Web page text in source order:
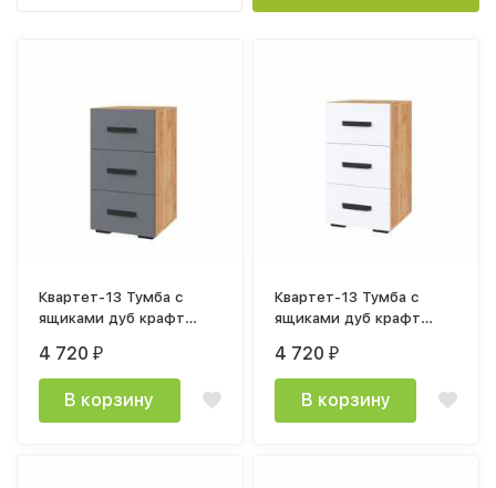
Квартет-13 Тумба с
ящиками дуб крафт
4 720₽
В корзину
Квартет-13 Тумба с
ящиками дуб крафт
4 720₽
В корзину